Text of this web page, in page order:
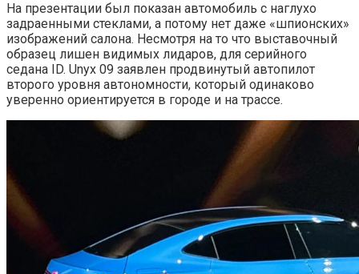
На презентации был показан автомобиль с наглухо
задраенными стеклами, а потому нет даже «шпионских»
изображений салона. Несмотря на то что выставочный
образец лишен видимых лидаров, для серийного
седана ID. Unyx 09 заявлен продвинутый автопилот
второго уровня автономности, который одинаково
уверенно ориентируется в городе и на трассе.